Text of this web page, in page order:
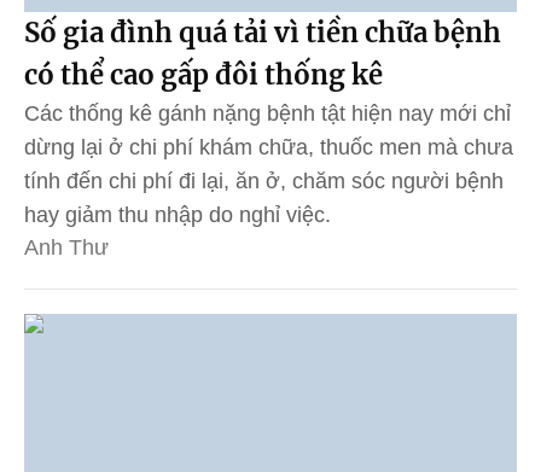
Số gia đình quá tải vì tiền chữa bệnh
có thể cao gấp đôi thống kê
Các thống kê gánh nặng bệnh tật hiện nay mới chỉ
dừng lại ở chi phí khám chữa, thuốc men mà chưa
tính đến chi phí đi lại, ăn ở, chăm sóc người bệnh
hay giảm thu nhập do nghỉ việc.
Anh Thư